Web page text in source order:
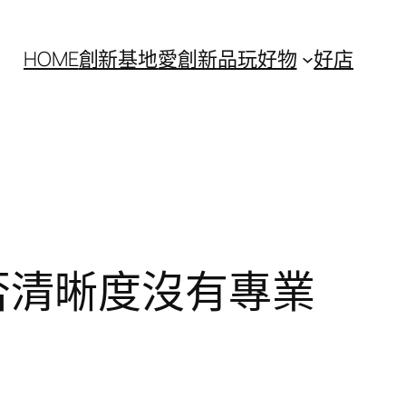
HOME創新基地愛創新品玩好物 好店
晰度沒有專業